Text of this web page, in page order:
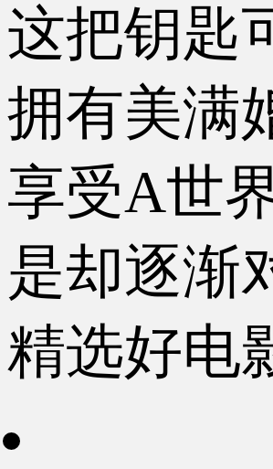
这把钥匙
拥有美满
享受A世
是却逐渐
精选好电